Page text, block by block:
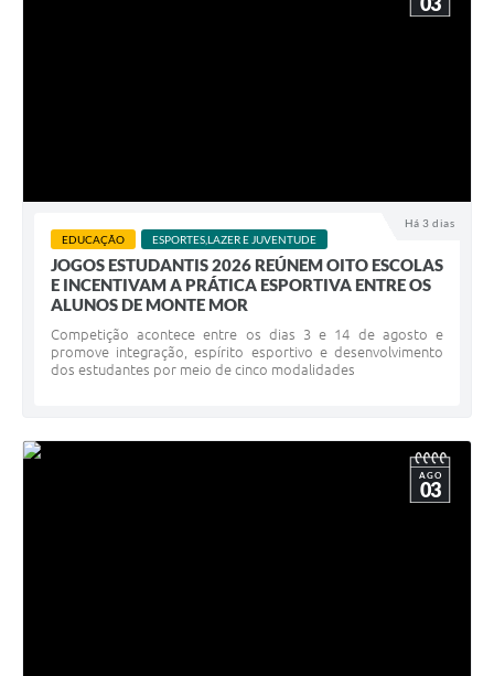
Há 3 dias
EDUCAÇÃO ESPORTES,LAZER E JUVENTUDE
JOGOS ESTUDANTIS 2026 REÚNEM OITO ESCOLAS
E INCENTIVAM A PRÁTICA ESPORTIVA ENTRE OS
ALUNOS DE MONTE MOR
Competição acontece entre os dias 3 e 14 de agosto e
promove integração, espírito esportivo e desenvolvimento
dos estudantes por meio de cinco modalidades
AGO
03